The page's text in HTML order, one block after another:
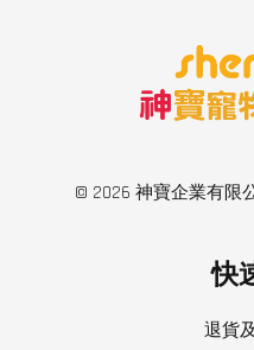
© 2026 神寶企業有限
快
退貨